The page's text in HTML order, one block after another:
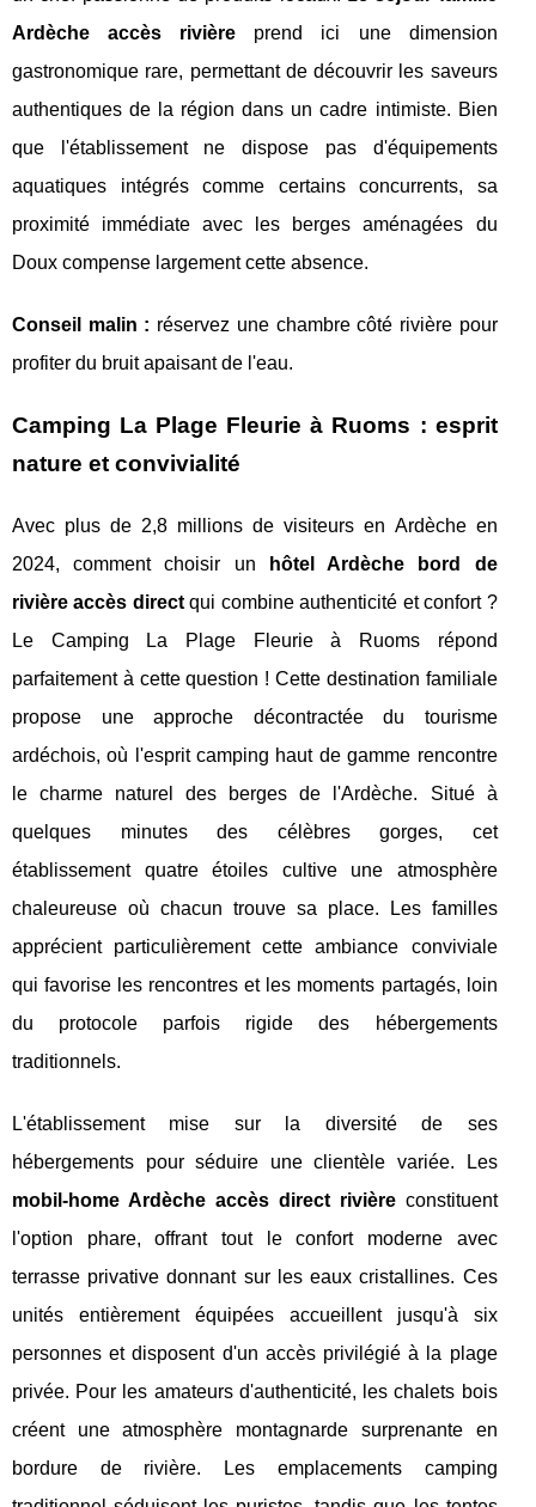
Ardèche accès rivière prend ici une dimension
gastronomique rare, permettant de découvrir les saveurs
authentiques de la région dans un cadre intimiste. Bien
que l'établissement ne dispose pas d'équipements
aquatiques intégrés comme certains concurrents, sa
proximité immédiate avec les berges aménagées du
Doux compense largement cette absence.
Conseil malin : réservez une chambre côté rivière pour
profiter du bruit apaisant de l'eau.
Camping La Plage Fleurie à Ruoms : esprit
nature et convivialité
Avec plus de 2,8 millions de visiteurs en Ardèche en
2024, comment choisir un
hôtel Ardèche bord de
rivière accès directqui combine authenticité et confort ?
Le Camping La Plage Fleurie à Ruoms répond
parfaitement à cette question ! Cette destination familiale
propose une approche décontractée du tourisme
ardéchois, où l'esprit camping haut de gamme rencontre
le charme naturel des berges de l'Ardèche. Situé à
quelques minutes des célèbres gorges, cet
établissement quatre étoiles cultive une atmosphère
chaleureuse où chacun trouve sa place. Les familles
apprécient particulièrement cette ambiance conviviale
qui favorise les rencontres et les moments partagés, loin
du protocole parfois rigide des hébergements
traditionnels.
L'établissement mise sur la diversité de ses
hébergements pour séduire une clientèle variée. Les
mobil-home Ardèche accès direct rivièreconstituent
l'option phare, offrant tout le confort moderne avec
terrasse privative donnant sur les eaux cristallines. Ces
unités entièrement équipées accueillent jusqu'à six
personnes et disposent d'un accès privilégié à la plage
privée. Pour les amateurs d'authenticité, les chalets bois
créent une atmosphère montagnarde surprenante en
bordure de rivière. Les emplacements camping